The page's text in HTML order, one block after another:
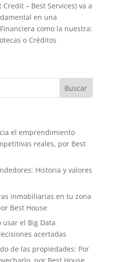
Credit – Best Services) va a
en una
como la nuestra:
o Créditos
el emprendimiento
reales, por Best
Historia y valores
inmobiliarias en tu zona
Best House
usar el Big Data
acertadas
de las propiedades: Por